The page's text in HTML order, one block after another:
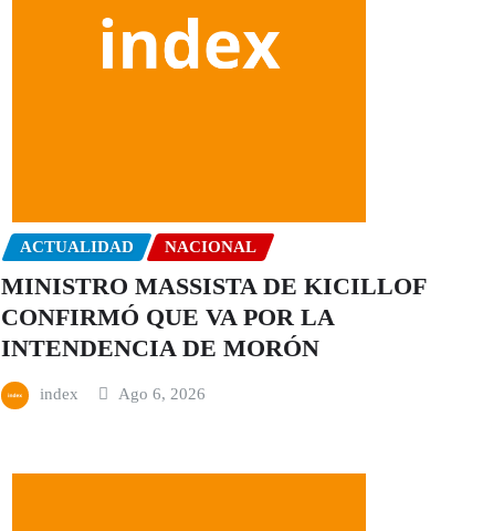
ACTUALIDAD NACIONAL
MINISTRO MASSISTA DE KICILLOF
CONFIRMÓ QUE VA POR LA
INTENDENCIA DE MORÓN
index Ago 6, 2026